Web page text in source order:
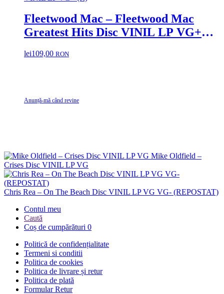
Fleetwood Mac – Fleetwood Mac
Greatest Hits Disc VINIL LP VG+
lei109,00 RON
Anunță-mă când revine
Mike Oldfield ‎–
Crises Disc VINIL LP VG
Chris Rea – On The Beach Disc VINIL LP VG VG- (REPOSTAT)
Contul meu
Caută
Coș de cumpărături 0
Politică de confidențialitate
Termeni si conditii
Politica de cookies
Politica de livrare și retur
Politica de plată
Formular Retur